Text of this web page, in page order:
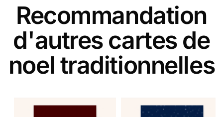
Recommandation
d'autres cartes de
noel traditionnelles